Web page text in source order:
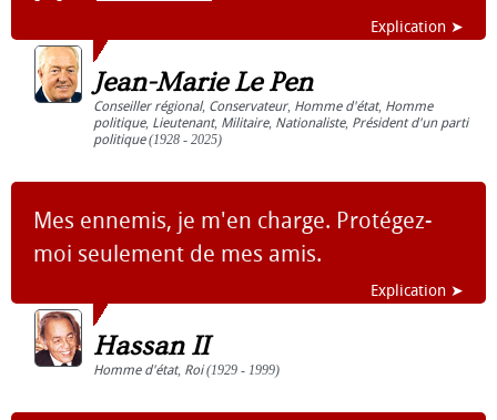
Explication ➤
Jean-Marie Le Pen
Conseiller régional, Conservateur, Homme d'état, Homme
politique, Lieutenant, Militaire, Nationaliste, Président d'un parti
politique(1928 - 2025)
Mes ennemis, je m'en charge. Protégez-
moi seulement de mes amis.
Explication ➤
Hassan II
Homme d'état, Roi(1929 - 1999)